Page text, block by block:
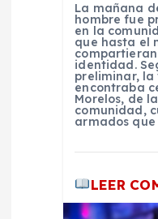
La mañana
hombre fue
en la
que hasta el
identidad.
preliminar, la
encontraba
Morelos, de
comunidad,
armados
LEER